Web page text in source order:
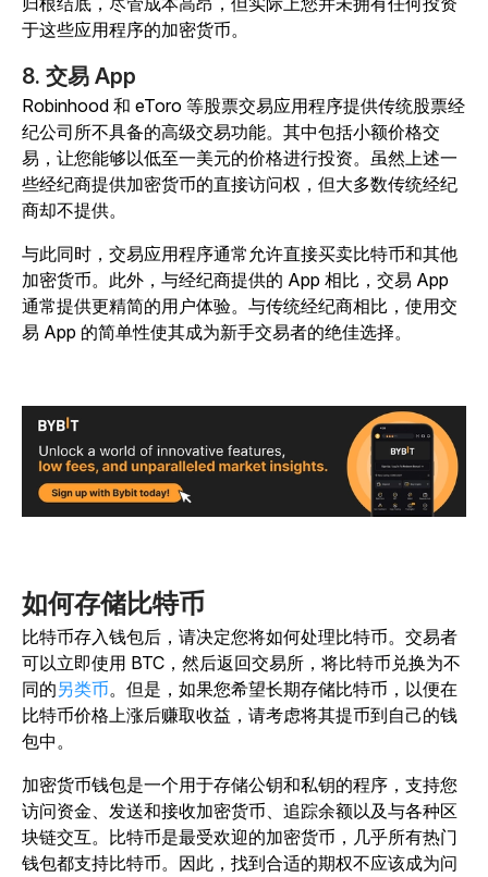
于这些应用程序的加密货币。
8. 交易 App
Robinhood 和 eToro 等股票交易应用程序提供传统股票经
纪公司所不具备的高级交易功能。其中包括小额价格交
易，让您能够以低至一美元的价格进行投资。虽然上述一
些经纪商提供加密货币的直接访问权，但大多数传统经纪
商却不提供。
与此同时，交易应用程序通常允许直接买卖比特币和其他
加密货币。此外，与经纪商提供的 App 相比，交易 App
通常提供更精简的用户体验。与传统经纪商相比，使用交
易 App 的简单性使其成为新手交易者的绝佳选择。
如何存储比特币
比特币存入钱包后，请决定您将如何处理比特币。交易者
可以立即使用 BTC，然后返回交易所，将比特币兑换为不
同的另类币。但是，如果您希望长期存储比特币，以便在
比特币价格上涨后赚取收益，请考虑将其提币到自己的钱
包中。
加密货币钱包是一个用于存储公钥和私钥的程序，支持您
访问资金、发送和接收加密货币、追踪余额以及与各种区
块链交互。比特币是最受欢迎的加密货币，几乎所有热门
钱包都支持比特币。因此，找到合适的期权不应该成为问